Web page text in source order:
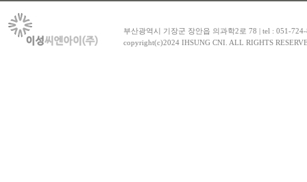
부산광역시 기장군 장안읍 의과학2로 78 | tel : 051-
copyright(c)2024 IHSUNG CNI. ALL RIGHTS